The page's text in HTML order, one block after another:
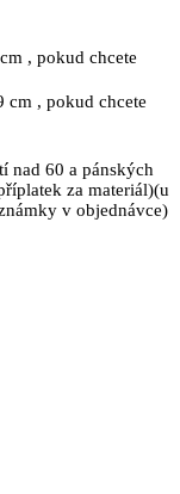
, pokud chcete
cm , pokud chcete
nad 60 a pánských
za materiál)(u
v objednávce)